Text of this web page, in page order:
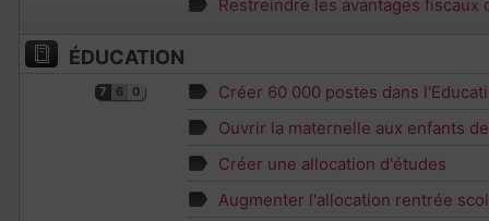
Restreindre les avantages fiscaux
ÉDUCATION
7 6 0
Créer 60 000 postes dans
Ouvrir la maternelle aux enfants
Créer une allocation d'études
Augmenter l'allocation rentrée